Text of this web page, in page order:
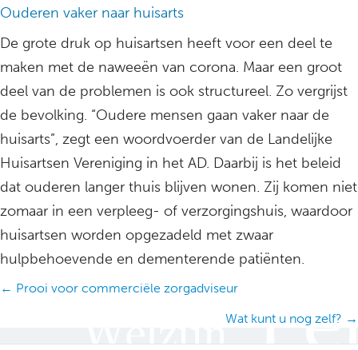
Ouderen vaker naar huisarts
De grote druk op huisartsen heeft voor een deel te
maken met de naweeën van corona. Maar een groot
deel van de problemen is ook structureel. Zo vergrijst
de bevolking. “Oudere mensen gaan vaker naar de
huisarts”, zegt een woordvoerder van de Landelijke
Huisartsen Vereniging in het AD. Daarbij is het beleid
dat ouderen langer thuis blijven wonen. Zij komen niet
zomaar in een verpleeg- of verzorgingshuis, waardoor
huisartsen worden opgezadeld met zwaar
hulpbehoevende en dementerende patiënten.
Posts
← Prooi voor commerciële zorgadviseur
Wat kunt u nog zelf? →